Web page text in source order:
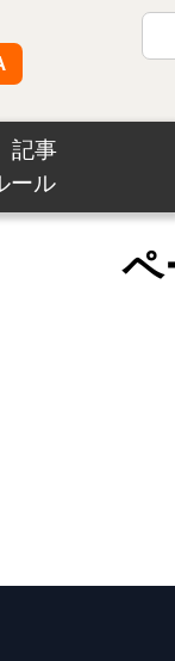
記事
ール
ペ